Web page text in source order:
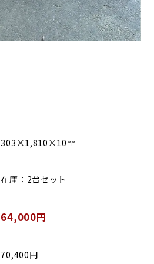
303×1,810×10㎜
在庫：2台セット
64,000円
70,400円